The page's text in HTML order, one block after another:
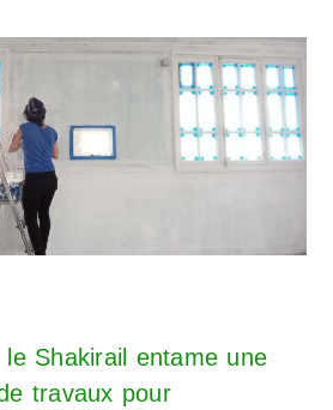
le Shakirail entame une
travaux pour